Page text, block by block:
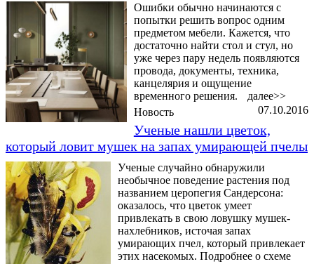
Ошибки обычно начинаются с
попытки решить вопрос одним
предметом мебели. Кажется, что
достаточно найти стол и стул, но
уже через пару недель появляются
провода, документы, техника,
канцелярия и ощущение
временного решения.
далее>>
07.10.2016
Новость
Ученые нашли цветок,
который ловит мушек на запах умирающей пчелы
Ученые случайно обнаружили
необычное поведение растения под
названием церопегия Сандерсона:
оказалось, что цветок умеет
привлекать в свою ловушку мушек-
нахлебников, источая запах
умирающих пчел, который привлекает
этих насекомых. Подробнее о схеме